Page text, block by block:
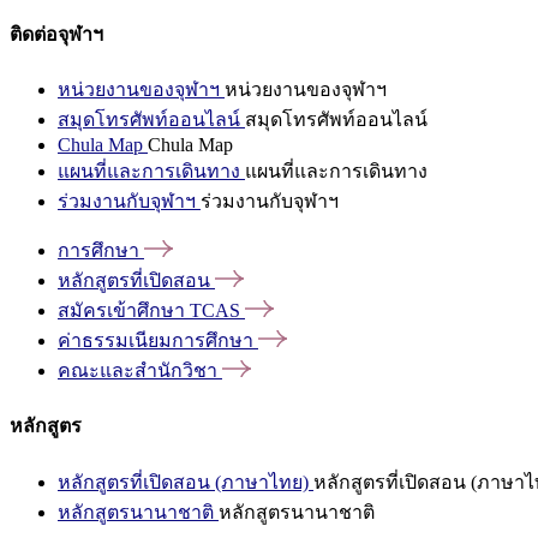
ติดต่อจุฬาฯ
หน่วยงานของจุฬาฯ หน่วยงานของจุฬาฯ
สมุดโทรศัพท์ออนไลน์ สมุดโทรศัพท์ออนไลน์
Chula Map Chula Map
แผนที่และการเดินทาง แผนที่และการเดินทาง
ร่วมงานกับจุฬาฯ ร่วมงานกับจุฬาฯ
การศึกษา
หลักสูตรที่เปิดสอน
สมัครเข้าศึกษา TCAS
ค่าธรรมเนียมการศึกษา
คณะและสำนักวิชา
หลักสูตร
หลักสูตรที่เปิดสอน (ภาษาไทย) หลักสูตรที่เปิดสอน (ภาษาไ
หลักสูตรนานาชาติ หลักสูตรนานาชาติ